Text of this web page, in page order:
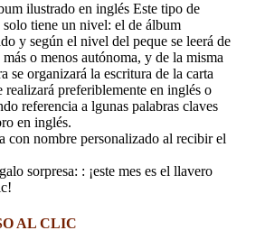
ilustrado en inglés Este tipo de
tiene un nivel: el de álbum
y según el nivel del peque se leerá de
o menos autónoma, y de la misma
se organizará la escritura de la carta
realizará preferiblemente en inglés o
referencia a lgunas palabras claves
en inglés.
con nombre personalizado al recibir el
sorpresa: : ¡este mes es el llavero
AL CLIC